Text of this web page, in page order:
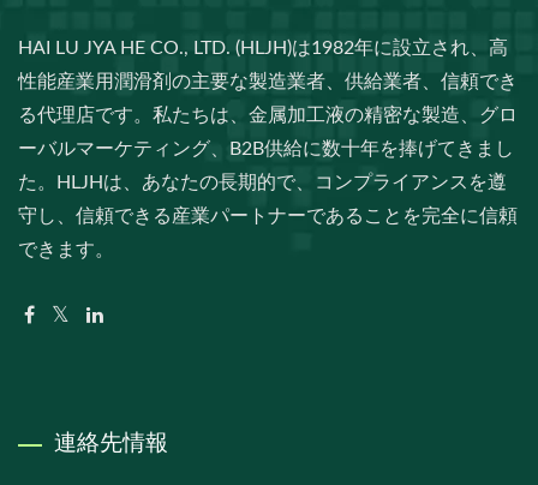
HAI LU JYA HE CO., LTD. (HLJH)は1982年に設立され、高
性能産業用潤滑剤の主要な製造業者、供給業者、信頼でき
る代理店です。私たちは、金属加工液の精密な製造、グロ
ーバルマーケティング、B2B供給に数十年を捧げてきまし
た。HLJHは、あなたの長期的で、コンプライアンスを遵
守し、信頼できる産業パートナーであることを完全に信頼
できます。
連絡先情報